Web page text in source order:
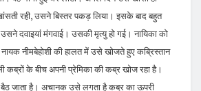
रही, उसने बिस्तर पकड़ लिया। इसके बाद बहुत
दवाइयां मंगवाई। उसकी मृत्यु हो गई। नायिका को
नीमबेहोशी की हालत में उसे खोजते हुए कब्रिस्तान
कब्रों के बीच अपनी प्रेमिका की कब्र खोज रहा है।
जाता है। अचानक उसे लगता है कब्र का ऊपरी